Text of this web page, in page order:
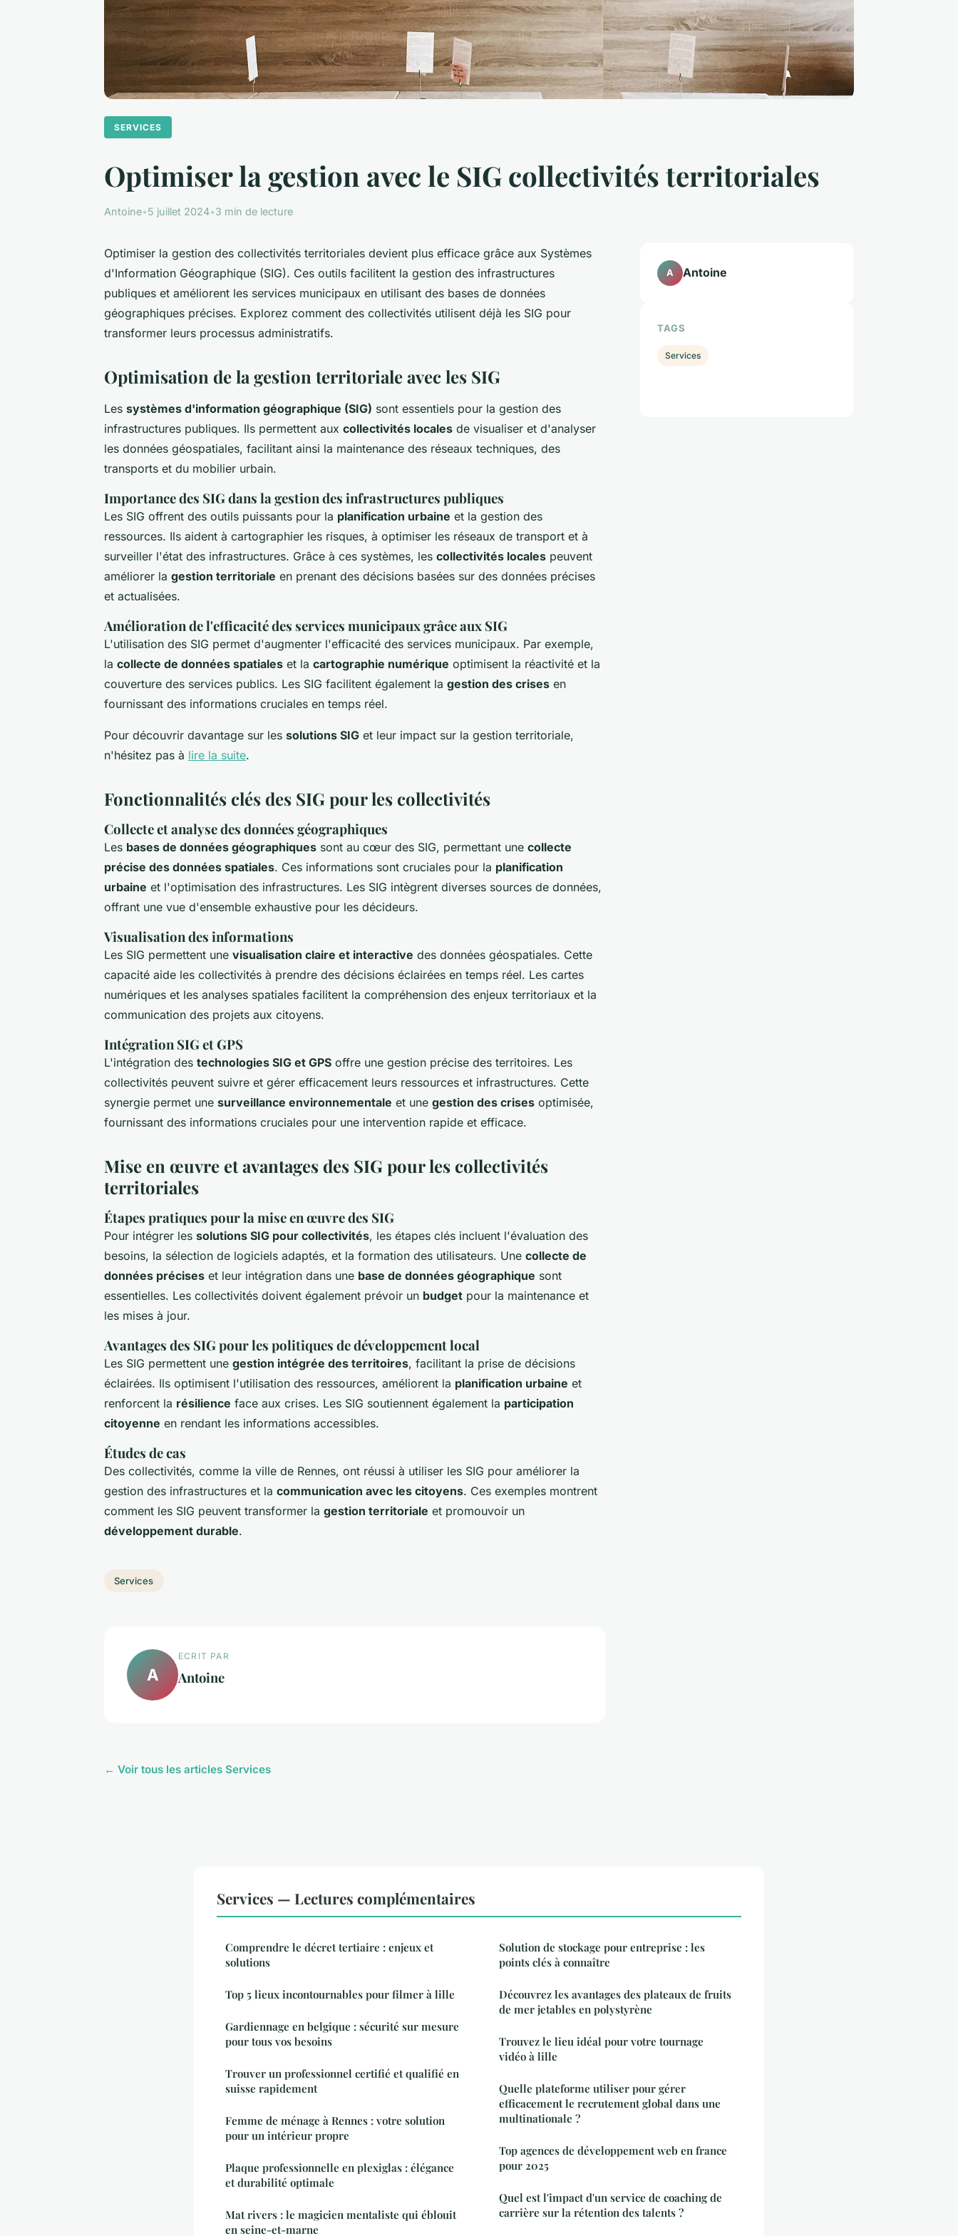
SERVICES
Optimiser la gestion avec le SIG collectivités territoriales
Antoine•5 juillet 2024•3 min de lecture
Optimiser la gestion des collectivités territoriales devient plus efficace grâce aux Systèmes
d'Information Géographique (SIG). Ces outils facilitent la gestion des infrastructures
publiques et améliorent les services municipaux en utilisant des bases de données
géographiques précises. Explorez comment des collectivités utilisent déjà les SIG pour
transformer leurs processus administratifs.
Optimisation de la gestion territoriale avec les SIG
Les systèmes d'information géographique (SIG) sont essentiels pour la gestion des
infrastructures publiques. Ils permettent aux collectivités locales de visualiser et d'analyser
les données géospatiales, facilitant ainsi la maintenance des réseaux techniques, des
transports et du mobilier urbain.
Importance des SIG dans la gestion des infrastructures publiques
Les SIG offrent des outils puissants pour la planification urbaine et la gestion des
ressources. Ils aident à cartographier les risques, à optimiser les réseaux de transport et à
surveiller l'état des infrastructures. Grâce à ces systèmes, les collectivités locales peuvent
améliorer la gestion territoriale en prenant des décisions basées sur des données précises
et actualisées.
Amélioration de l'efficacité des services municipaux grâce aux SIG
L'utilisation des SIG permet d'augmenter l'efficacité des services municipaux. Par exemple,
la collecte de données spatiales et la cartographie numérique optimisent la réactivité et la
couverture des services publics. Les SIG facilitent également la gestion des crises en
fournissant des informations cruciales en temps réel.
Pour découvrir davantage sur les solutions SIG et leur impact sur la gestion territoriale,
n'hésitez pas à lire la suite.
Fonctionnalités clés des SIG pour les collectivités
Collecte et analyse des données géographiques
Les bases de données géographiques sont au cœur des SIG, permettant une collecte
précise des données spatiales. Ces informations sont cruciales pour la planification
urbaine et l'optimisation des infrastructures. Les SIG intègrent diverses sources de données,
offrant une vue d'ensemble exhaustive pour les décideurs.
Visualisation des informations
Les SIG permettent une visualisation claire et interactive des données géospatiales. Cette
capacité aide les collectivités à prendre des décisions éclairées en temps réel. Les cartes
numériques et les analyses spatiales facilitent la compréhension des enjeux territoriaux et la
communication des projets aux citoyens.
Intégration SIG et GPS
L'intégration des technologies SIG et GPS offre une gestion précise des territoires. Les
collectivités peuvent suivre et gérer efficacement leurs ressources et infrastructures. Cette
synergie permet une surveillance environnementale et une gestion des crises optimisée,
fournissant des informations cruciales pour une intervention rapide et efficace.
Mise en œuvre et avantages des SIG pour les collectivités
territoriales
Étapes pratiques pour la mise en œuvre des SIG
Pour intégrer les solutions SIG pour collectivités, les étapes clés incluent l'évaluation des
besoins, la sélection de logiciels adaptés, et la formation des utilisateurs. Une collecte de
données précises et leur intégration dans une base de données géographique sont
essentielles. Les collectivités doivent également prévoir un budget pour la maintenance et
les mises à jour.
Avantages des SIG pour les politiques de développement local
Les SIG permettent une gestion intégrée des territoires, facilitant la prise de décisions
éclairées. Ils optimisent l'utilisation des ressources, améliorent la planification urbaine et
renforcent la résilience face aux crises. Les SIG soutiennent également la participation
citoyenne en rendant les informations accessibles.
Études de cas
Des collectivités, comme la ville de Rennes, ont réussi à utiliser les SIG pour améliorer la
gestion des infrastructures et la communication avec les citoyens. Ces exemples montrent
comment les SIG peuvent transformer la gestion territoriale et promouvoir un
développement durable.
Services
A
ECRIT PAR
Antoine
← Voir tous les articles Services
A Antoine
TAGS
Services
Services — Lectures complémentaires
Comprendre le décret tertiaire : enjeux et
solutions
Top 5 lieux incontournables pour filmer à lille
Gardiennage en belgique : sécurité sur mesure
pour tous vos besoins
Trouver un professionnel certifié et qualifié en
suisse rapidement
Femme de ménage à Rennes : votre solution
pour un intérieur propre
Plaque professionnelle en plexiglas : élégance
et durabilité optimale
Mat rivers : le magicien mentaliste qui éblouit
en seine-et-marne
Solution de stockage pour entreprise : les
points clés à connaître
Découvrez les avantages des plateaux de fruits
de mer jetables en polystyrène
Trouvez le lieu idéal pour votre tournage
vidéo à lille
Quelle plateforme utiliser pour gérer
efficacement le recrutement global dans une
multinationale ?
Top agences de développement web en france
pour 2025
Quel est l'impact d'un service de coaching de
carrière sur la rétention des talents ?